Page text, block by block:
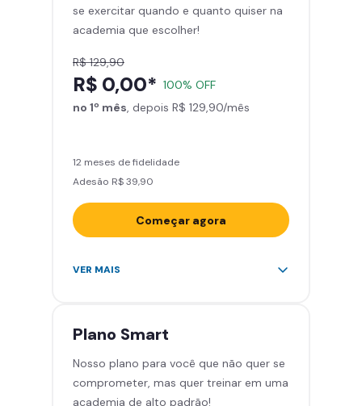
Área de musculação e aeróbicos
Smart Fit App
se exercitar quando e quanto quiser na
academia que escolher!
R$ 129,90
R$ 0,00* 100% OFF
no 1º mês, depois R$ 129,90/mês
12 meses de fidelidade
Adesão R$ 39,90
Começar agora
Acesso ilimitado a +2.000
Cadeira de massagem
Skeelo App (Audiobook)*
Área de musculação e aeróbicos
Smart Fit App
VER MAIS
Plano Smart
Nosso plano para você que não quer se
comprometer, mas quer treinar em uma
academia de alto padrão!